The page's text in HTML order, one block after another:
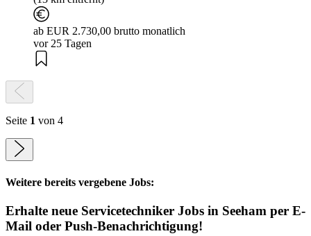
ab EUR 2.730,00 brutto monatlich
vor 25 Tagen
Seite 1 von 4
Weitere bereits vergebene Jobs:
Erhalte neue Servicetechniker Jobs in Seeham per E-
Mail oder Push-Benachrichtigung!